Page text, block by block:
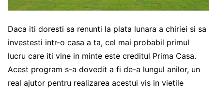
Daca iti doresti sa renunti la plata lunara a chiriei si sa
investesti intr-o casa a ta, cel mai probabil primul
lucru care iti vine in minte este creditul Prima Casa.
Acest program s-a dovedit a fi de-a lungul anilor, un
real ajutor pentru realizarea acestui vis in vietile